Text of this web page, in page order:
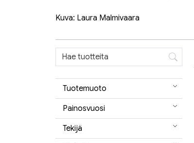
Kuva: Laura Malmivaara
Tuotemuoto
Painosvuosi
Tekijä